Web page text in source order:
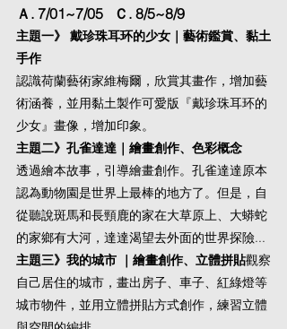
Ａ. 7/01~7/05   Ｃ. 8/5~8/9
主題一》 戴珍珠耳环的少女｜藝術鑑賞、黏土
手作
認識荷蘭藝術家維梅爾，欣賞其畫作，增加藝
術涵養，並用黏土製作可愛版『戴珍珠耳环的
少女』畫像，增加印象。
主題二》孔雀達達｜繪畫創作、色彩概念
透過繪本故事，引導繪畫創作。孔雀達達原本
認為動物園是世界上最棒的地方了。但是，自
從聽說斑馬和長頸鹿的家在大草原上、大蟒蛇
的家鄉有大河，達達渴望去外面的世界探險...
主題三》我的城市 ｜繪畫創作、立體拼貼觀察
自己居住的城市，畫出房子、車子、紅綠燈等
城市物件，並用立體拼貼方式創作，練習立體